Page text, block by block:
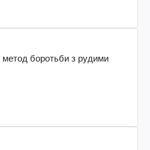
метод боротьби з рудими